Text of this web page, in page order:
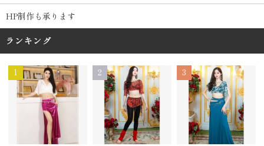
HP制作も承ります
ランキング
1 2 3